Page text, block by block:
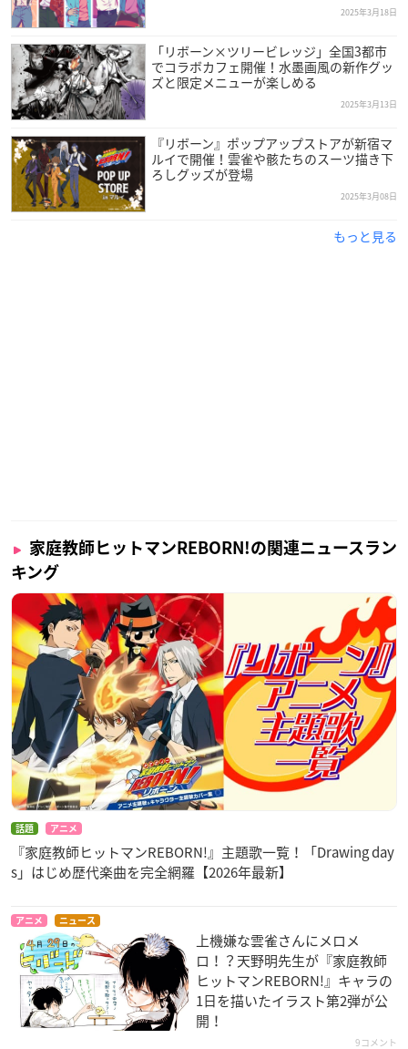
2025年3月18日
「リボーン×ツリービレッジ」全国3都市
でコラボカフェ開催！水墨画風の新作グッ
ズと限定メニューが楽しめる
2025年3月13日
『リボーン』ポップアップストアが新宿マ
ルイで開催！雲雀や骸たちのスーツ描き下
ろしグッズが登場
2025年3月08日
もっと見る
家庭教師ヒットマンREBORN!の関連ニュースラン
キング
話題 アニメ
『家庭教師ヒットマンREBORN!』主題歌一覧！「Drawing day
s」はじめ歴代楽曲を完全網羅【2026年最新】
アニメ ニュース
上機嫌な雲雀さんにメロメ
ロ！？天野明先生​が『家庭教師
ヒットマンREBORN!』キャラの
1日を描いたイラスト第2弾が公
開！
9コメント